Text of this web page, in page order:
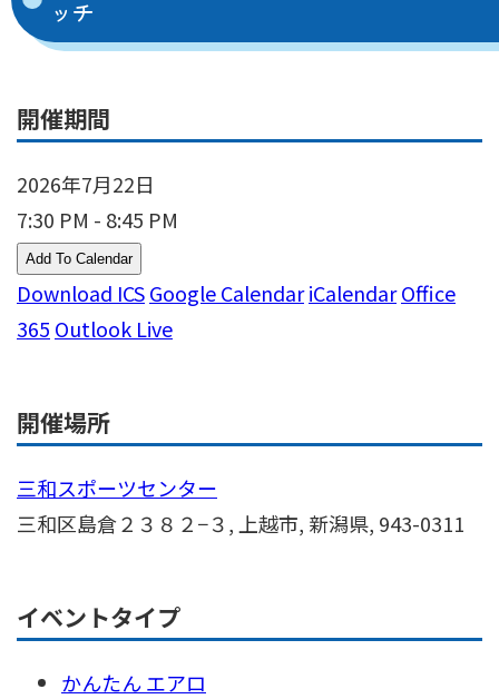
ッチ
開催期間
2026年7月22日
7:30 PM - 8:45 PM
Add To Calendar
Download ICSGoogle CalendariCalendarOffice
365 Outlook Live
開催場所
三和スポーツセンター
三和区島倉２３８２−３, 上越市, 新潟県, 943-0311
イベントタイプ
かんたん エアロ